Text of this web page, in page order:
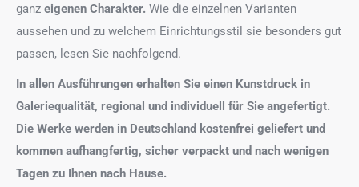
ganz eigenen Charakter. Wie die einzelnen Varianten
aussehen und zu welchem Einrichtungsstil sie besonders gut
passen, lesen Sie nachfolgend.
In allen Ausführungen erhalten Sie einen Kunstdruck in
Galeriequalität, regional und individuell für Sie angefertigt.
Die Werke werden in Deutschland kostenfrei geliefert und
kommen aufhangfertig, sicher verpackt und nach wenigen
Tagen zu Ihnen nach Hause.